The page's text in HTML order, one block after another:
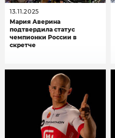
13.11.2025
Мария Аверина
подтвердила статус
чемпионки России в
скретче